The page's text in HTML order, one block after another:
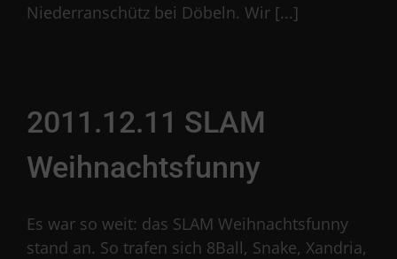
Niederranschütz bei Döbeln. Wir [...]
2011.12.11 SLAM
Weihnachtsfunny
Es war so weit: das SLAM Weihnachtsfunny
stand an. So trafen sich 8Ball, Snake, Xandria,